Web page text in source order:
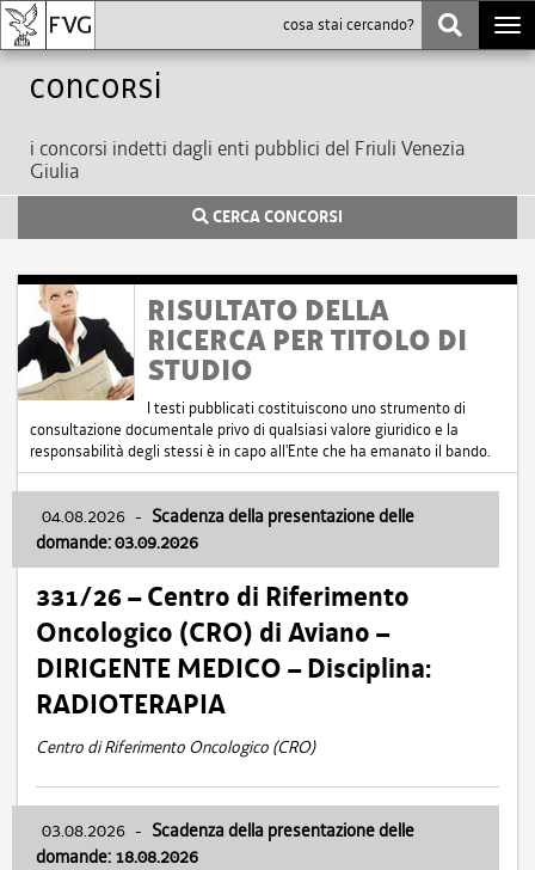
Concorsi
i concorsi indetti dagli enti pubblici del Friuli Venezia
Giulia
CERCA CONCORSI
RISULTATO DELLA
RICERCA PER TITOLO DI
STUDIO
I testi pubblicati costituiscono uno strumento di
consultazione documentale privo di qualsiasi valore giuridico e la
responsabilità degli stessi è in capo all'Ente che ha emanato il bando.
04.08.2026 - Scadenza della presentazione delle
domande: 03.09.2026
331/26 – Centro di Riferimento
Oncologico (CRO) di Aviano –
DIRIGENTE MEDICO – Disciplina:
RADIOTERAPIA
Centro di Riferimento Oncologico (CRO)
03.08.2026 - Scadenza della presentazione delle
domande: 18.08.2026